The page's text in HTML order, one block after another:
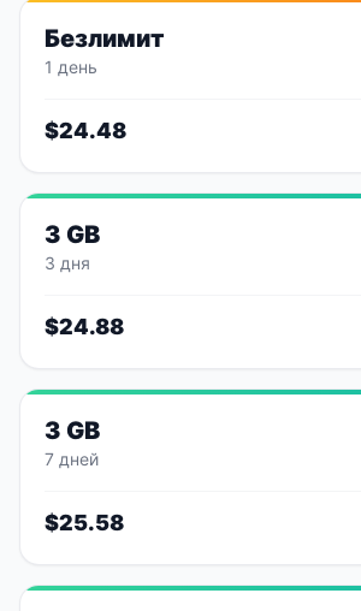
Безлимит
1 день
$24.48
3 GB
3 дня
$24.88
3 GB
7 дней
$25.58